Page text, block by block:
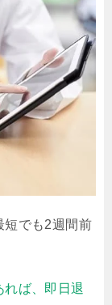
短でも2週間前
ば、即日退